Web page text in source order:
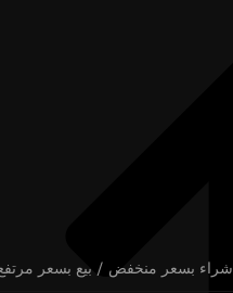
شراء بسعر منخفض / بيع بسعر مرتفع